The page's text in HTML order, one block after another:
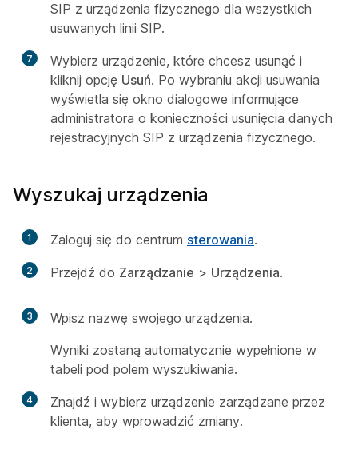
SIP z urządzenia fizycznego dla wszystkich
usuwanych linii SIP.
7
Wybierz urządzenie, które chcesz usunąć i
kliknij opcję Usuń. Po wybraniu akcji usuwania
wyświetla się okno dialogowe informujące
administratora o konieczności usunięcia danych
rejestracyjnych SIP z urządzenia fizycznego.
Wyszukaj urządzenia
1 Zaloguj się do centrum sterowania.
2 Przejdź do Zarządzanie > Urządzenia.
3
Wpisz nazwę swojego urządzenia.
Wyniki zostaną automatycznie wypełnione w
tabeli pod polem wyszukiwania.
4
Znajdź i wybierz urządzenie zarządzane przez
klienta, aby wprowadzić zmiany.